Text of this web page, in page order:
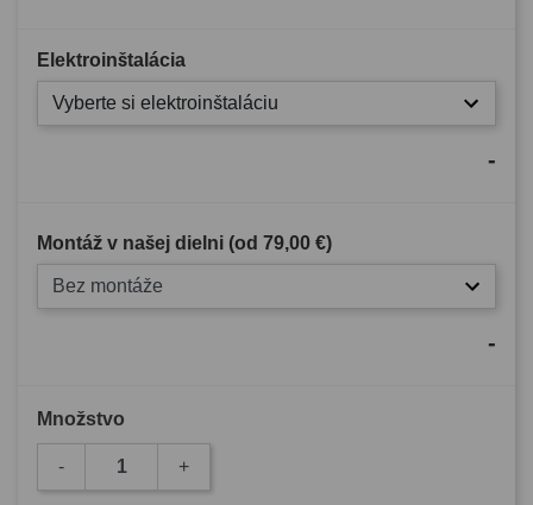
Elektroinštalácia
Vyberte si elektroinštaláciu
-
Montáž v našej dielni (od 79,00 €)
Bez montáže
-
Množstvo
- +